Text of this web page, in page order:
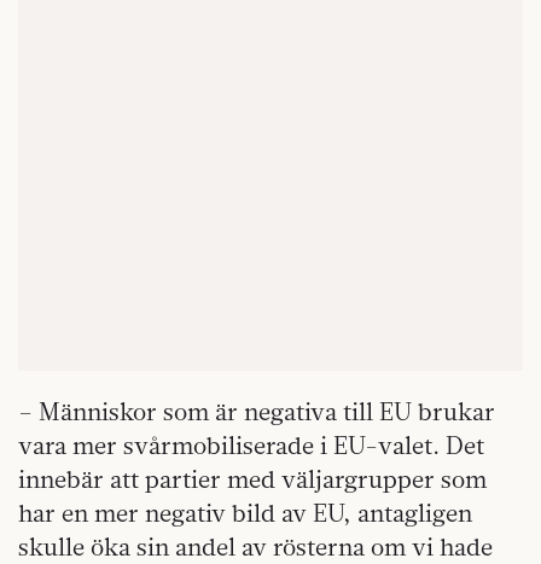
– Människor som är negativa till EU brukar
vara mer svårmobiliserade i EU-valet. Det
innebär att partier med väljargrupper som
har en mer negativ bild av EU, antagligen
skulle öka sin andel av rösterna om vi hade